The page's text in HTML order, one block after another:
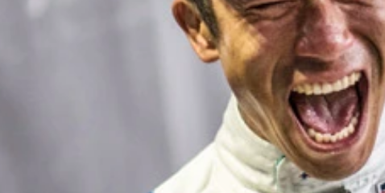
アレースの顔として今季に臨んでいる室屋義秀 photo by Predrag